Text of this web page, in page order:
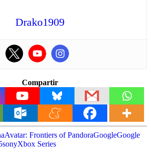
Drako1909
Compartir
Avatar: Frontiers of PandoraGoogleGoogle
sonyXbox Series